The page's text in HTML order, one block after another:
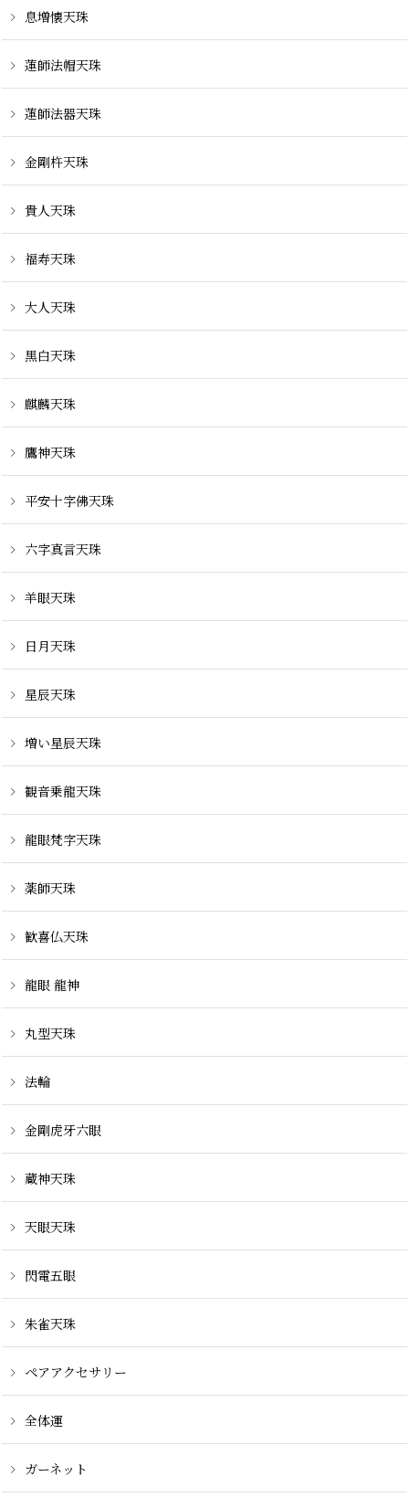
息増懐天珠
蓮師法帽天珠
蓮師法器天珠
金剛杵天珠
貴人天珠
福寿天珠
大人天珠
黒白天珠
麒麟天珠
鷹神天珠
平安十字佛天珠
六字真言天珠
羊眼天珠
日月天珠
星辰天珠
増い星辰天珠
観音乗龍天珠
龍眼梵字天珠
薬師天珠
歓喜仏天珠
龍眼 龍神
丸型天珠
法輪
金剛虎牙六眼
蔵神天珠
天眼天珠
閃電五眼
朱雀天珠
ペアアクセサリー
全体運
ガーネット